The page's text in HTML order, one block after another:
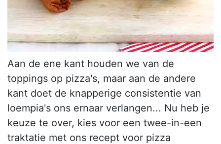
Aan de ene kant houden we van de
toppings op pizza's, maar aan de andere
kant doet de knapperige consistentie van
loempia's ons ernaar verlangen... Nu heb je
keuze te over, kies voor een twee-in-een
traktatie met ons recept voor pizza